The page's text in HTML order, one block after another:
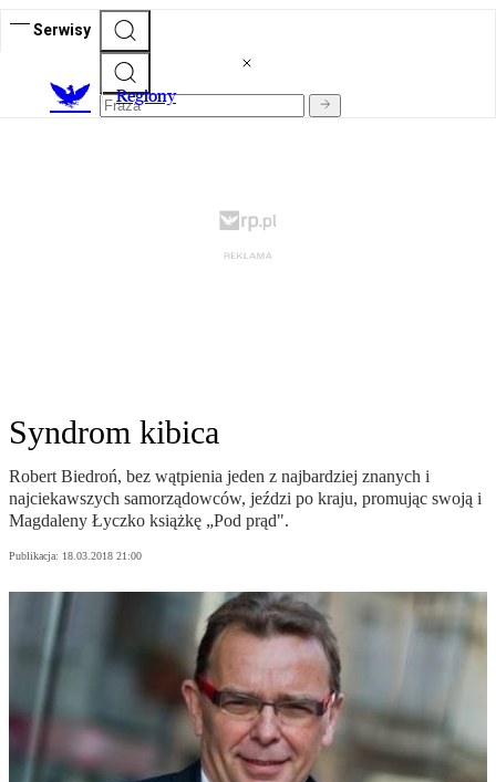
Serwisy
Regiony
Syndrom kibica
Robert Biedroń, bez wątpienia jeden z najbardziej znanych i
najciekawszych samorządowców, jeździ po kraju, promując swoją i
Magdaleny Łyczko książkę „Pod prąd".
Publikacja: 18.03.2018 21:00